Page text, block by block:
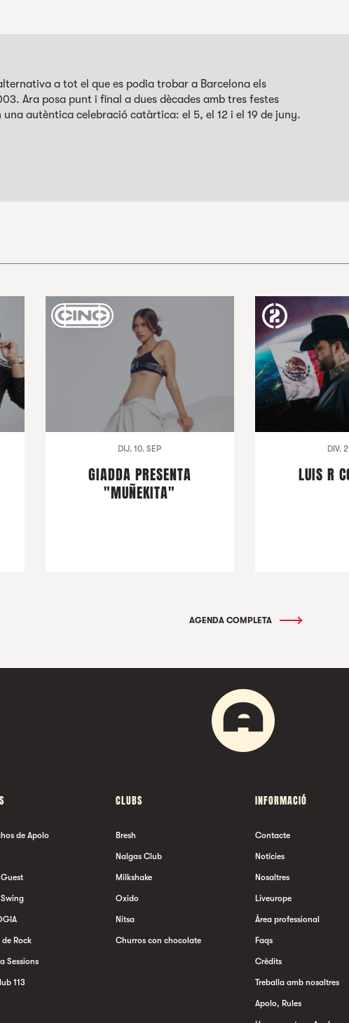
a tot el que es podia trobar a Barcelona els
Ara posa punt i final a dues dècades amb tres festes
una autèntica celebració catàrtica: el 5, el 12 i el 19 de juny.
DIJ. 10. SEP
GIADDA PRESENTA
"MUÑEKITA"
DIV.
LUIS R
AGENDA COMPLETA
de Apolo
Swing
de Rock
Sessions
113
CLUBS
Bresh
Nalgas Club
Milkshake
Oxido
Nitsa
Churros con chocolate
INFORMACIÓ
Contacte
Notícies
Nosaltres
Liveurope
Àrea professional
Faqs
Crèdits
Treballa amb nosaltres
Apolo, Rules